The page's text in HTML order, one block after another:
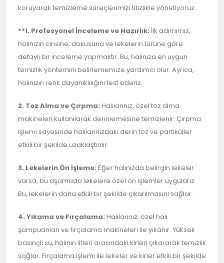
koruyarak temizleme süreçlerimizi titizlikle yönetiyoruz.
**1. Profesyonel İnceleme ve Hazırlık: İlk adımımız,
halınızın cinsine, dokusuna ve lekelerin türüne göre
detaylı bir inceleme yapmaktır. Bu, halınıza en uygun
temizlik yöntemini belirlememize yardımcı olur. Ayrıca,
halınızın renk dayanıklılığını test ederiz.
2. Toz Alma ve Çırpma: Halılarınız, özel toz alma
makineleri kullanılarak derinlemesine temizlenir. Çırpma
işlemi sayesinde halılarınızdaki derin toz ve partiküller
etkili bir şekilde uzaklaştırılır.
3. Lekelerin Ön İşleme: Eğer halınızda belirgin lekeler
varsa, bu aşamada lekelere özel ön işlemler uygularız.
Bu, lekelerin daha etkili bir şekilde çıkarılmasını sağlar.
4. Yıkama ve Fırçalama: Halılarınız, özel halı
şampuanları ve fırçalama makineleri ile yıkanır. Yüksek
basınçlı su, halının lifleri arasındaki kirleri çıkararak temizlik
sağlar. Fırçalama işlemi ile lekeler ve kirler etkili bir şekilde